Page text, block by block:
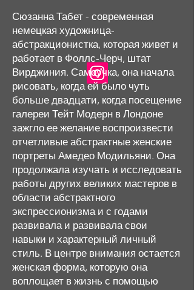
Сюзанна Табет - современная
немецкая художница-
абстракционистка, которая живет и
работает в Фоллс-Черч, штат
Вирджиния. Самоучка, она начала
рисовать, когда ей было чуть
больше двадцати, когда посещение
галереи Тейт Модерн в Лондоне
зажгло ее желание воспроизвести
отчетливые абстрактные женские
портреты Амедео Модильяни. Она
продолжала изучать и исследовать
работы других великих мастеров в
области абстрактного
экспрессионизма и с годами
развивала и развивала свои
навыки и характерный личный
стиль. В центре внимания остается
женская форма, которую она
воплощает в жизнь с помощью